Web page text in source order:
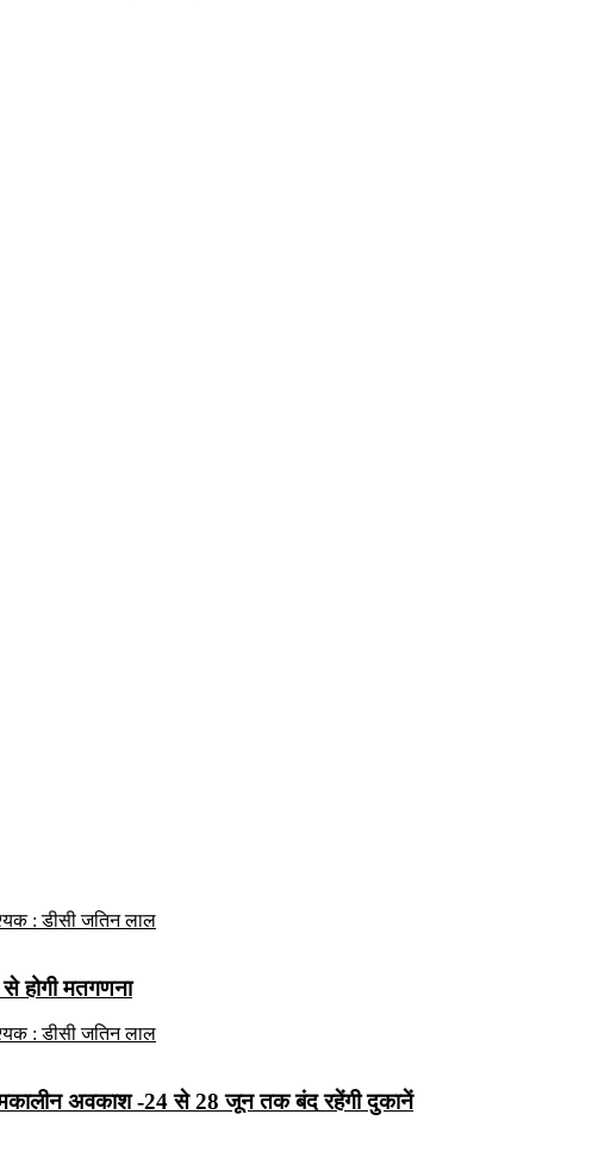
होगी मतगणना
अवकाश -24 से 28 जून तक बंद रहेंगी दुकानें